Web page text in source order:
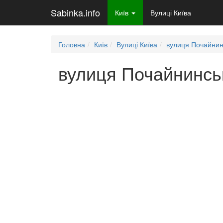
Sabinka.info Київ Вулиці Київа
Головна Київ Вулиці Київа вулиця
вулиця